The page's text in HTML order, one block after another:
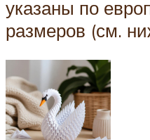
указаны по
размеров (см.